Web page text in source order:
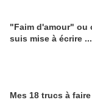
"Faim d'amour" ou
suis mise à écrire ...
Mes 18 trucs à